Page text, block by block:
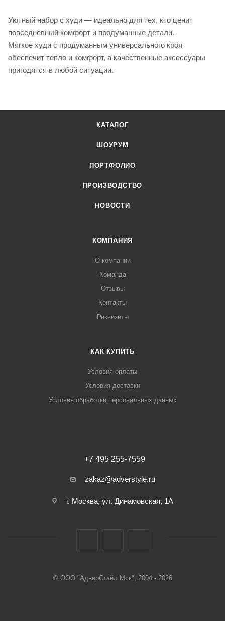
Уютный набор с худи — идеально для тех, кто ценит
повседневный комфорт и продуманные детали.
Мягкое худи с продуманным универсального кроя
обеспечит тепло и комфорт, а качественные аксессуары
пригодятся в любой ситуации.
КАТАЛОГ
ШОУРУМ
ПОРТФОЛИО
ПРОИЗВОДСТВО
НОВОСТИ
КОМПАНИЯ
О компании
Команда
Отзывы
Контакты
Реквизиты
КАК КУПИТЬ
Условия оплаты
Условия доставки
Условия обработки персональных данных
+7 495 255-7559
zakaz@adverstyle.ru
г. Москва, ул. Динамовская, 1А
© ООО "АдверСтайл Мск", 2004 - 2026